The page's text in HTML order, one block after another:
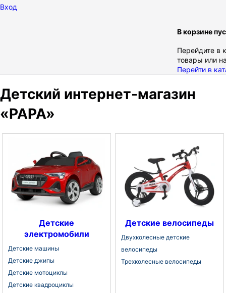
Вход
В корзине
Перейдите в
товары или
Перейти в
Детский интернет-магазин
«PAPA»
Детские
электромобили
Детские машины
Детские джипы
Детские мотоциклы
Детские квадроциклы
Детские велосипеды
Двухколесные детские
велосипеды
Трехколесные велосипеды